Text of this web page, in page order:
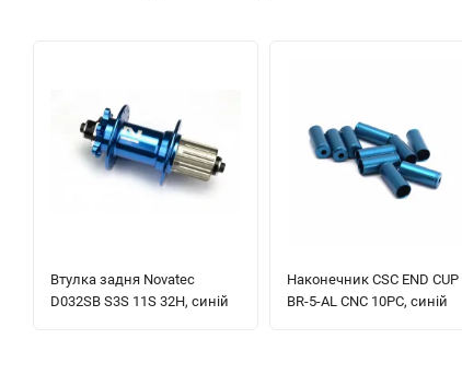
Втулка задня Novatec
D032SB S3S 11S 32H, синій
Наконечник CSC END CUP
BR-5-AL CNC 10PC, синій